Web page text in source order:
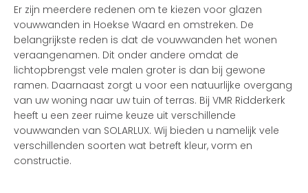
Er zijn meerdere redenen om te kiezen voor glazen
vouwwanden in Hoekse Waard en omstreken. De
belangrijkste reden is dat de vouwwanden het wonen
veraangenamen. Dit onder andere omdat de
lichtopbrengst vele malen groter is dan bij gewone
ramen. Daarnaast zorgt u voor een natuurlijke overgang
van uw woning naar uw tuin of terras. Bij VMR Ridderkerk
heeft u een zeer ruime keuze uit verschillende
vouwwanden van SOLARLUX. Wij bieden u namelijk vele
verschillenden soorten wat betreft kleur, vorm en
constructie.